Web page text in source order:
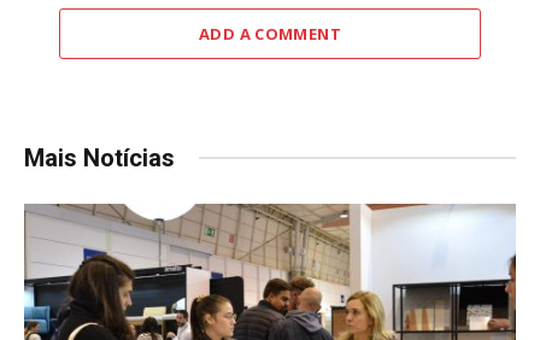
ADD A COMMENT
Mais Notícias